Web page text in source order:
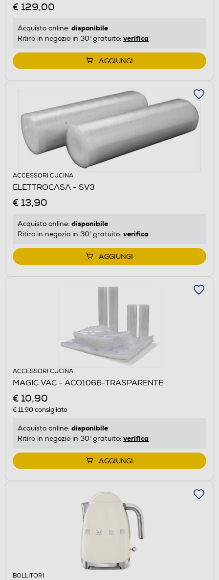
€ 129,00
Acquisto online: disponibile
Ritiro in negozio in 30' gratuito: verifica
AGGIUNGI
ACCESSORI CUCINA
ELETTROCASA - SV3
€ 13,90
Acquisto online: disponibile
Ritiro in negozio in 30' gratuito: verifica
AGGIUNGI
ACCESSORI CUCINA
MAGIC VAC - ACO1066-TRASPARENTE
€ 10,90
€ 11,90consigliato
Acquisto online: disponibile
Ritiro in negozio in 30' gratuito: verifica
AGGIUNGI
BOLLITORI